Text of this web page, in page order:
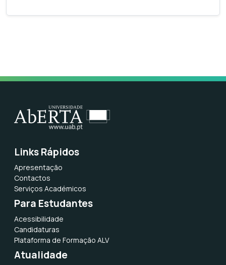
Links Rápidos
Apresentação
Contactos
Serviços Académicos
Para Estudantes
Acessibilidade
Candidaturas
Plataforma de Formação ALV
Atualidade